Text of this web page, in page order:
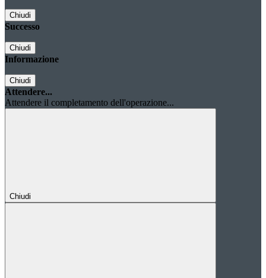
Chiudi
Successo
Chiudi
Informazione
Chiudi
Attendere...
Attendere il completamento dell'operazione...
Chiudi